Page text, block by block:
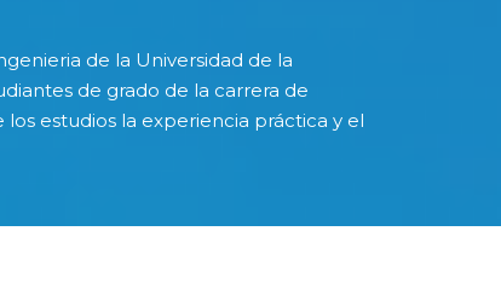
de la Universidad de la
de grado de la carrera de
estudios la experiencia práctica y el